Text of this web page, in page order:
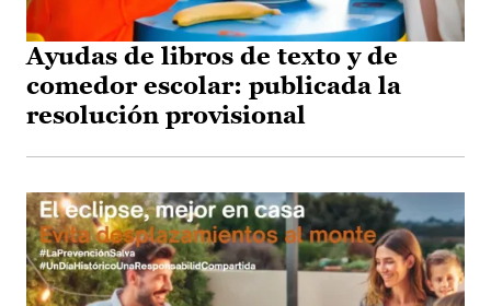
Ayudas de libros de texto y de
comedor escolar: publicada la
resolución provisional